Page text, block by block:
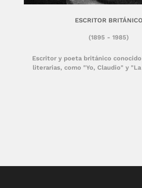
Escritor y poeta británico
literarias, como "Yo, Claudio" y "La
(1895 - 1985)
ESCRITOR BRITÁNICO